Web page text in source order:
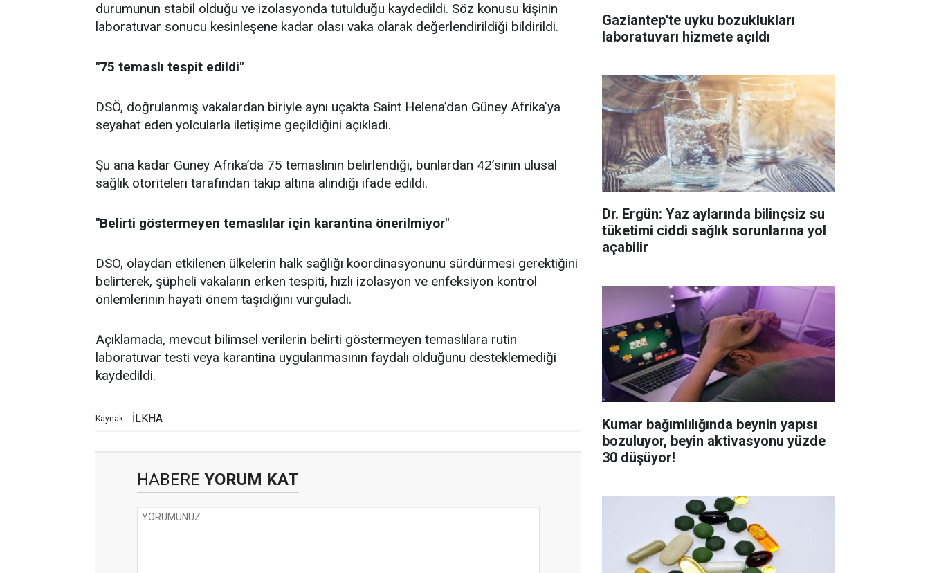
durumunun stabil olduğu ve izolasyonda tutulduğu kaydedildi. Söz konusu kişinin
laboratuvar sonucu kesinleşene kadar olası vaka olarak değerlendirildiği bildirildi.
"75 temaslı tespit edildi"
DSÖ, doğrulanmış vakalardan biriyle aynı uçakta Saint Helena’dan Güney Afrika’ya
seyahat eden yolcularla iletişime geçildiğini açıkladı.
Şu ana kadar Güney Afrika’da 75 temaslının belirlendiği, bunlardan 42’sinin ulusal
sağlık otoriteleri tarafından takip altına alındığı ifade edildi.
"Belirti göstermeyen temaslılar için karantina önerilmiyor"
DSÖ, olaydan etkilenen ülkelerin halk sağlığı koordinasyonunu sürdürmesi gerektiğini
belirterek, şüpheli vakaların erken tespiti, hızlı izolasyon ve enfeksiyon kontrol
önlemlerinin hayati önem taşıdığını vurguladı.
Açıklamada, mevcut bilimsel verilerin belirti göstermeyen temaslılara rutin
laboratuvar testi veya karantina uygulanmasının faydalı olduğunu desteklemediği
kaydedildi.
Kaynak: İLKHA
HABERE YORUM KAT
Gaziantep'te uyku bozuklukları
laboratuvarı hizmete açıldı
Dr. Ergün: Yaz aylarında bilinçsiz su
tüketimi ciddi sağlık sorunlarına yol
açabilir
Kumar bağımlılığında beynin yapısı
bozuluyor, beyin aktivasyonu yüzde
30 düşüyor!